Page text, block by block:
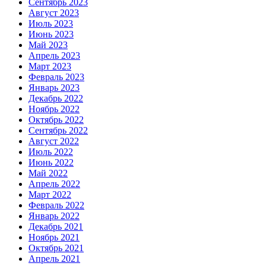
Август 2023
Июль 2023
Июнь 2023
Май 2023
Апрель 2023
Март 2023
Февраль 2023
Январь 2023
Декабрь 2022
Ноябрь 2022
Октябрь 2022
Сентябрь 2022
Август 2022
Июль 2022
Июнь 2022
Май 2022
Апрель 2022
Март 2022
Февраль 2022
Январь 2022
Декабрь 2021
Ноябрь 2021
Октябрь 2021
Апрель 2021